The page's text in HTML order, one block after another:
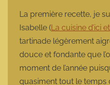
La première recette, je
Isabelle (La cuisine d’ici
tartinade légèrement
douce et fondante que
moment de l’année
quasiment tout le temps